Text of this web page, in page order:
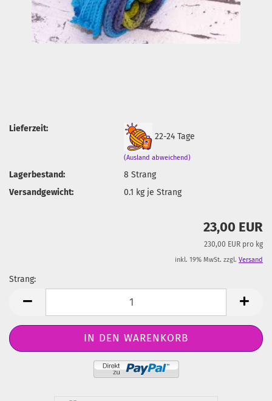
Lieferzeit:
22-24 Tage
(Ausland abweichend)
Lagerbestand: 8Strang
Versandgewicht:
0.1 kg je Strang
23,00 EUR
230,00 EUR pro kg
inkl. 19% MwSt. zzgl. Versand
Strang: